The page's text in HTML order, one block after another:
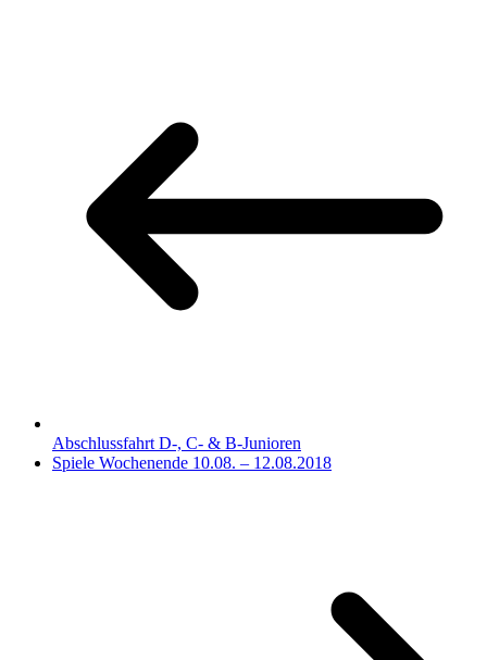
Abschlussfahrt D-, C- & B-Junioren
Spiele Wochenende 10.08. – 12.08.2018